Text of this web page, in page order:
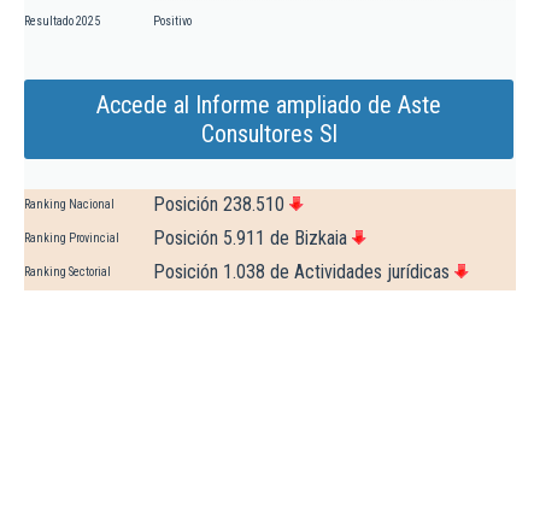
Resultado 2025 Positivo
Accede al Informe ampliado de Aste
Consultores Sl
Ranking Nacional Posición 238.510
Ranking Provincial Posición 5.911 de Bizkaia
Ranking Sectorial Posición 1.038 de Actividades jurídicas